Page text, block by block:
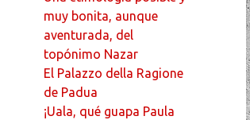
muy bonita, aunque
aventurada, del
topónimo Nazar
El Palazzo della Ragione
de Padua
¡Uala, qué guapa Paula